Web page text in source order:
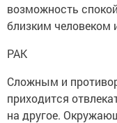
возможность
близким человеком
РАК
Сложным и
приходится
на другое.